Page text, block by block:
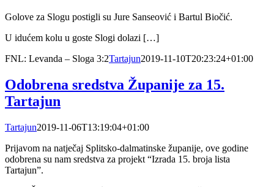
Golove za Slogu postigli su Jure Sanseović i Bartul Biočić.
U idućem kolu u goste Slogi dolazi […]
FNL: Levanda – Sloga 3:2Tartajun2019-11-10T20:23:24+01:00
Odobrena sredstva Županije za 15.
Tartajun
Tartajun2019-11-06T13:19:04+01:00
Prijavom na natječaj Splitsko-dalmatinske županije, ove godine
odobrena su nam sredstva za projekt “Izrada 15. broja lista
Tartajun”.